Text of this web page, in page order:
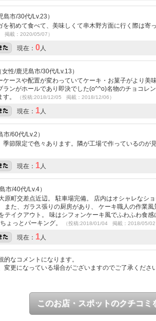
市/30代/Lv.23）
を初めて食べて、美味しくて串木野方面に行く際は寄
掲載：2020/05/07）
現在： 0人
性/鹿児島市/30代/Lv.13）
ケースや配置が変わっていてケーキ・お菓子がより美
ンがホールであり即決でした(o^^o)名物のチョコレ
す。
（投稿:2018/12/05 掲載：2018/12/06）
現在： 1人
/60代/Lv.2）
節限定で色々あります。隣が工場で作っているのが
現在： 1人
市/40代/Lv.4）
原町交差点近辺。 駐車場完備。 店内はオシャレなシ
また、ガラス張りの厨房があり、 ケーキ職人の作業
テイクアウト。 味はシフォンケーキ風でふわふわ食
ょっとパーキング。
（投稿:2018/01/04 掲載：2018/05/02
現在： 1人
なコメントになります。
変更になっている場合がございますのでご了承ください
このお店・スポットのクチコミ